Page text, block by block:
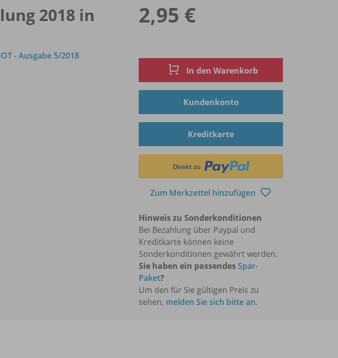
2018 in
- Ausgabe 5/2018
2,95 €
In den Warenkorb
Kundenkonto
Kreditkarte
Zum Merkzettel hinzufügen
Hinweis zu Sonderkonditionen
Bei Bezahlung über Paypal und
Kreditkarte können keine
Sonderkonditionen gewährt werden.
Sie haben ein passendesSpar-
Paket?
Um den für Sie gültigen Preis zu
sehen, melden Sie sich bitte an.